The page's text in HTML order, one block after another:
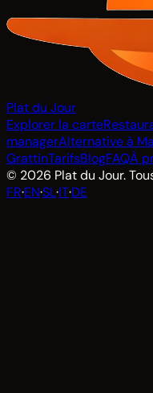
Plat du Jour
Explorer la carte
managerAlternative à
GrattinTarifsBlogFAQÀ
© 2026 Plat du Jour.
FR·EN·SL·IT·DE